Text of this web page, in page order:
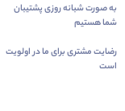
به صورت شبانه روزی پشتیبان
شما هستیم
رضایت مشتری برای ما در اولویت
است